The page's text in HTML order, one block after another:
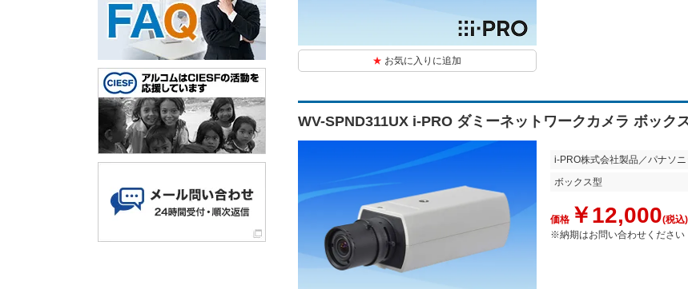
お気に入りに追加
WV-SPND311UX i-PRO ダミーネットワークカメラ ボック
i-PRO株式会社製品／パナソ
ボックス型
価格￥12,000(税込)
※納期はお問い合わせください